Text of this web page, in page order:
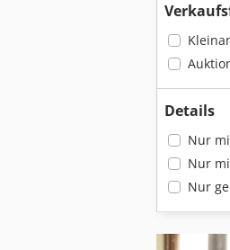
Details
Nur
Nur
Nur
Drehmaschine Preis